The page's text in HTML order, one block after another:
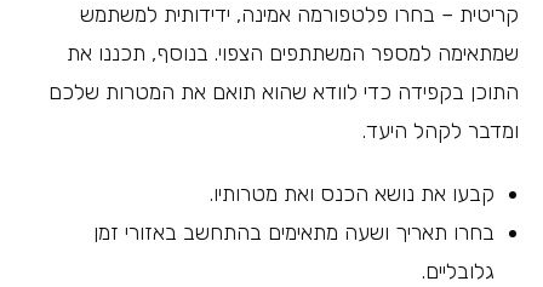
קריטית – בחרו פלטפורמה אמינה, ידידותית למשתמש
שמתאימה למספר המשתתפים הצפוי. בנוסף, תכננו את
התוכן בקפידה כדי לוודא שהוא תואם את המטרות שלכם
ומדבר לקהל היעד.
קבעו את נושא הכנס ואת מטרותיו.
בחרו תאריך ושעה מתאימים בהתחשב באזורי זמן
גלובליים.